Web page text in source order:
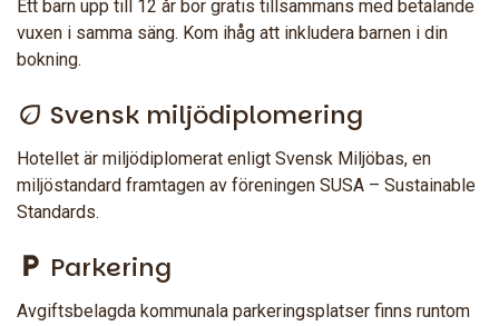
Ett barn upp till 12 år bor gratis tillsammans med betalande
vuxen i samma säng. Kom ihåg att inkludera barnen i din
bokning.
Svensk miljödiplomering
Hotellet är miljödiplomerat enligt Svensk Miljöbas, en
miljöstandard framtagen av föreningen SUSA – Sustainable
Standards.
Parkering
Avgiftsbelagda kommunala parkeringsplatser finns runtom